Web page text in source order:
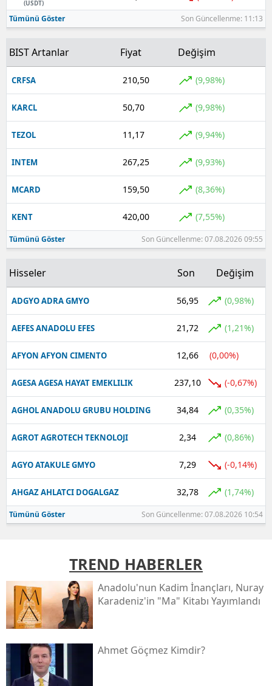
(USDT)
Tümünü Göster Son Güncellenme: 11:13
BIST Artanlar Fiyat Değişim
CRFSA 210,50 (9,98%)
KARCL 50,70 (9,98%)
TEZOL 11,17 (9,94%)
INTEM 267,25 (9,93%)
MCARD 159,50 (8,36%)
KENT 420,00 (7,55%)
Tümünü Göster Son Güncellenme: 07.08.2026 09:55
Hisseler Son Değişim
ADGYO ADRA GMYO 56,95 (0,98%)
AEFES ANADOLU EFES 21,72 (1,21%)
AFYON AFYON CIMENTO 12,66 (0,00%)
AGESA AGESA HAYAT EMEKLILIK 237,10 (-0,67%)
AGHOL ANADOLU GRUBU HOLDING 34,84 (0,35%)
AGROT AGROTECH TEKNOLOJI 2,34 (0,86%)
AGYO ATAKULE GMYO 7,29 (-0,14%)
AHGAZ AHLATCI DOGALGAZ 32,78 (1,74%)
Tümünü Göster Son Güncellenme: 07.08.2026 10:54
TREND HABERLER
Anadolu'nun Kadim İnançları, Nuray
Karadeniz'in "ma" Kitabı Yayımlandı
Ahmet Göçmez Kimdir?